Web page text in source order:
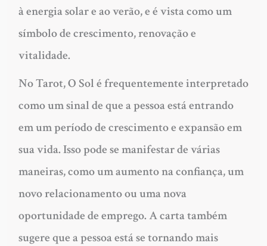
à energia solar e ao verão, e é vista como um
símbolo de crescimento, renovação e
vitalidade.
No Tarot, O Sol é frequentemente interpretado
como um sinal de que a pessoa está entrando
em um período de crescimento e expansão em
sua vida. Isso pode se manifestar de várias
maneiras, como um aumento na confiança, um
novo relacionamento ou uma nova
oportunidade de emprego. A carta também
sugere que a pessoa está se tornando mais